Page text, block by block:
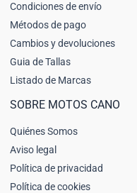
Condiciones de envío
Métodos de pago
Cambios y devoluciones
Guia de Tallas
Listado de Marcas
SOBRE MOTOS CANO
Quiénes Somos
Aviso legal
Política de privacidad
Política de cookies